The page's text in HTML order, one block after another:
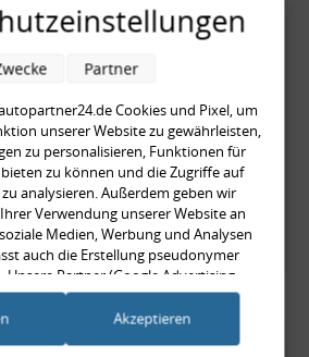
88102
MAPCO
15,90 €
15,90 € pro Stück
inkl. gesetzl. MwSt., zzgl.Versandkosten
Zur Zeit nicht lieferbar
Zum Artikel
Cookies und Pixel, um
unserer Website zu gewährleisten,
zu personalisieren, Funktionen für
zu können und die Zugriffe auf
analysieren. Außerdem geben wir
Verwendung unserer Website an
Medien, Werbung und Analysen
auch die Erstellung pseudonymer
Partner (Google Advertising
Informationen möglicherweise mit
die Sie ihnen bereitgestellt haben
Partner
Akzeptieren